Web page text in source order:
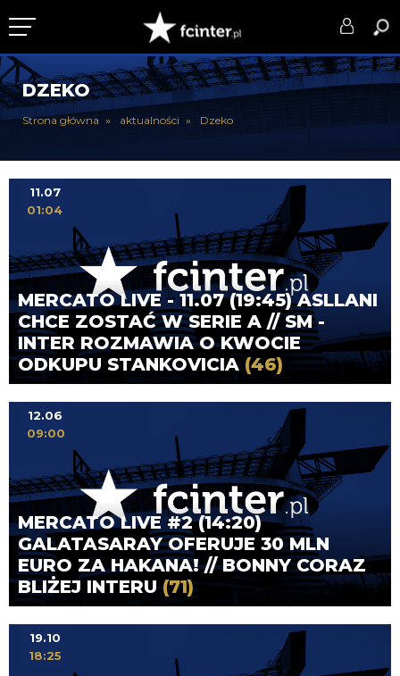
KLUB
DRUŻYNA
PUCHARY
DLA TIFOSICH
SERWIS
DZEKO
Strona główna aktualności Dzeko
MERCATO LIVE - 11.07 (19:45) ASLLANI
CHCE ZOSTAĆ W SERIE A // SM -
INTER ROZMAWIA O KWOCIE
ODKUPU STANKOVICIA (46)
11.07
01:04
MERCATO LIVE #2 (14:20)
GALATASARAY OFERUJE 30 MLN
EURO ZA HAKANA! // BONNY CORAZ
BLIŻEJ INTERU(71)
12.06
09:00
19.10
18:25